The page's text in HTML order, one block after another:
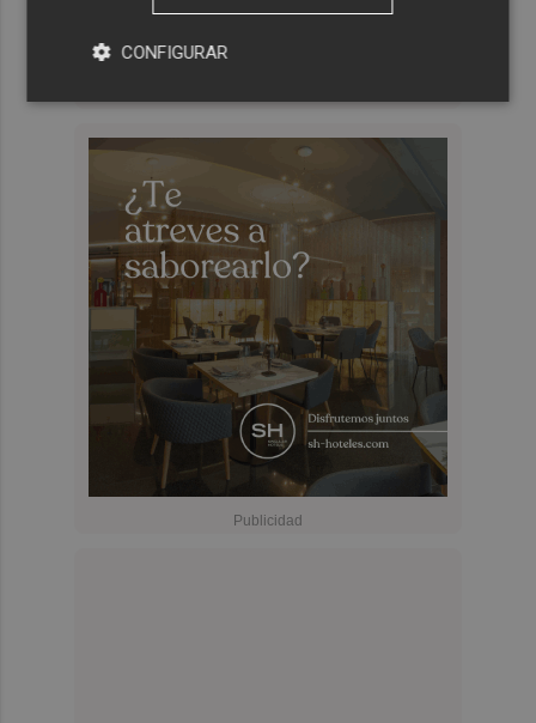
CONFIGURAR